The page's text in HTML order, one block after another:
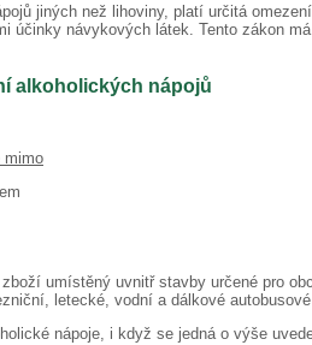
jiných než lihoviny, platí určitá
účinky návykových látek. Tento zákon
alkoholických nápojů
mimo
umístěný uvnitř stavby určené pro
letecké, vodní a dálkové autobusové
nápoje, i když se jedná o výše